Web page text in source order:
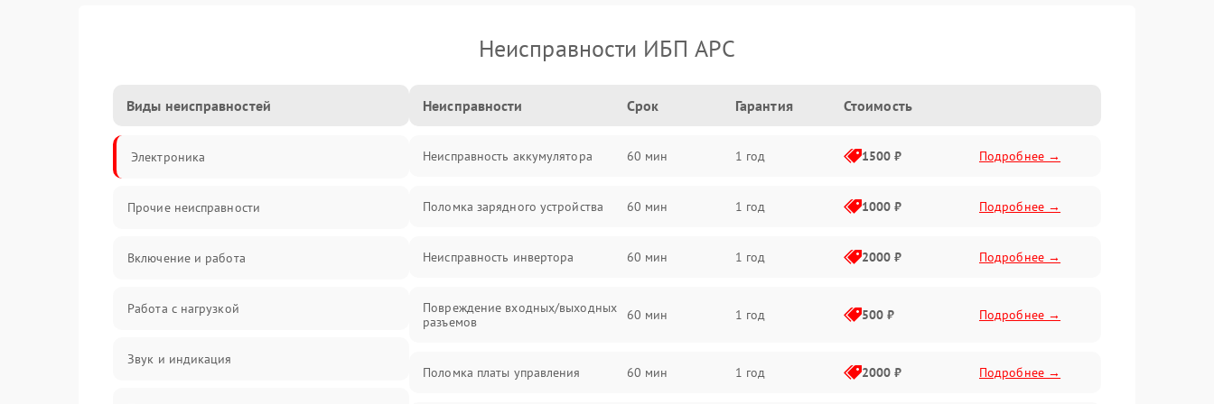
Неисправности ИБП APC
Виды неисправностей
Электроника
Прочие неисправности
Включение и работа
Работа с нагрузкой
Звук и индикация
Неисправности Срок Гарантия Стоимость
Неисправность аккумулятора 60 мин 1 год 1500 ₽ Подробнее →
Поломка зарядного устройства 60 мин 1 год 1000 ₽ Подробнее →
Неисправность инвертора 60 мин 1 год 2000 ₽ Подробнее →
Повреждение входных/выходных
разъемов
60 мин 1 год 500 ₽ Подробнее →
Поломка платы управления 60 мин 1 год 2000 ₽ Подробнее →